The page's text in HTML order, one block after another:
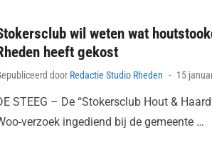
wil weten wat
heeft gekost
door Redactie Studio Rheden
Posted
15
STEEG – De “Stokersclub Hout &
verzoek ingediend bij de gemeente …